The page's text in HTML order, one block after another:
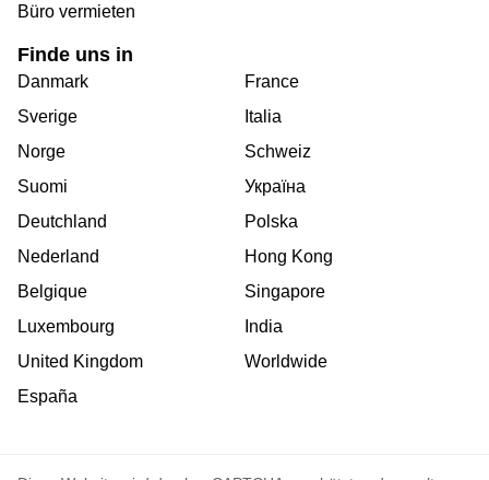
Büro vermieten
Finde uns in
Danmark
Sverige
Norge
Suomi
Deutchland
Nederland
Belgique
Luxembourg
United Kingdom
España
France
Italia
Schweiz
Україна
Polska
Hong Kong
Singapore
India
Worldwide